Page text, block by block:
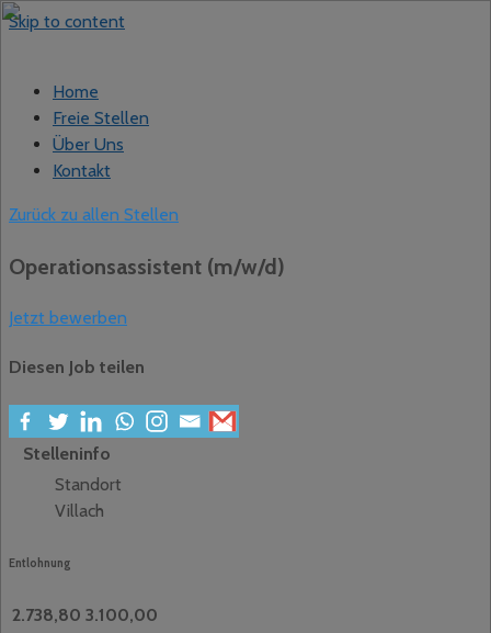
Skip to content
Home
Freie Stellen
Über Uns
Kontakt
Zurück zu allen Stellen
Operationsassistent (m/w/d)
Jetzt bewerben
Diesen Job teilen
Stelleninfo
Standort
Villach
Entlohnung
2.738,80 3.100,00